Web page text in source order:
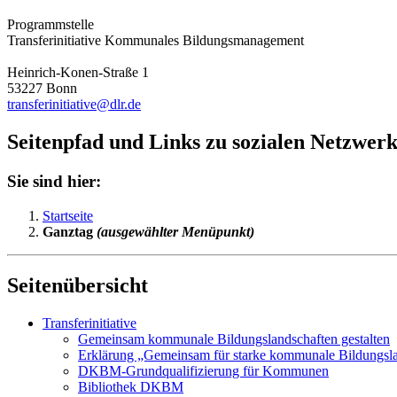
Programmstelle
Transferinitiative Kommunales Bildungsmanagement
Heinrich-Konen-Straße 1
53227 Bonn
transferinitiative@dlr.de
Seitenpfad und Links zu sozialen
Sie sind hier:
Startseite
Ganztag (ausgewählter Menüpunkt)
Seitenübersicht
Transferinitiative
Gemeinsam kommunale Bildungslandschaften gestalten
Erklärung „Gemeinsam für starke kommunale
DKBM-Grundqualifizierung für Kommunen
Bibliothek DKBM